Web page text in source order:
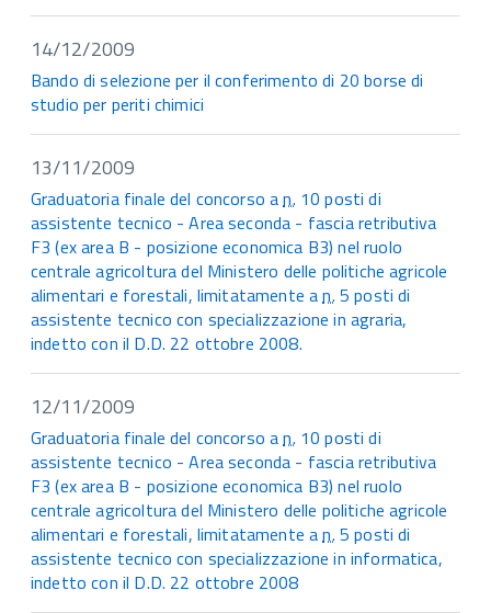
14/12/2009
Bando di selezione per il conferimento di 20 borse di
studio per periti chimici
13/11/2009
Graduatoria finale del concorso an. 10 posti di
assistente tecnico - Area seconda - fascia retributiva
F3 (ex area B - posizione economica B3) nel ruolo
centrale agricoltura del Ministero delle politiche agricole
alimentari e forestali, limitatamente an. 5 posti di
assistente tecnico con specializzazione in agraria,
indetto con il D.D. 22 ottobre 2008.
12/11/2009
Graduatoria finale del concorso an. 10 posti di
assistente tecnico - Area seconda - fascia retributiva
F3 (ex area B - posizione economica B3) nel ruolo
centrale agricoltura del Ministero delle politiche agricole
alimentari e forestali, limitatamente an. 5 posti di
assistente tecnico con specializzazione in informatica,
indetto con il D.D. 22 ottobre 2008